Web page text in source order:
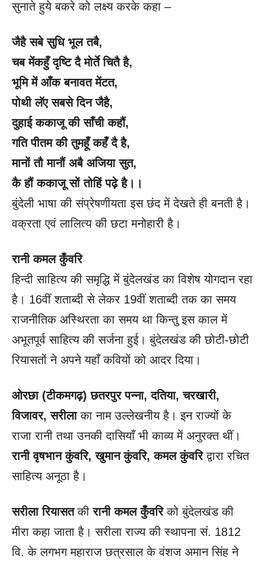
सुनाते हुये बकरे को लक्ष्य करके कहा –
जैहै सबे सुधि भूल तबै,
चब मेंकहुँ दृष्टि दै मोर्ते चितै है,
भूमि में आँक बनावत मेंटत,
पोथी लॅए सबसे दिन जैहै,
दुहाई ककाजू की साँची कहौं,
गति पीतम की तुमहूँ कहँ दै है,
मानों तौ मानौं अबै अजिया सुत,
कै हौं ककाजू सों तोहिं पढ़े है।।
बुंदेली भाषा की संप्रेषणीयता इस छंद में देखते ही बनती है।
वक्रता एवं लालित्य की छटा मनोहारी है।
रानी कमल कुँवरि
हिन्दी साहित्य की समृद्धि में बुंदेलखंड का विशेष योगदान रहा
है। 16वीं शताब्दी से लेकर 19वीं शताब्दी तक का समय
राजनीतिक अस्थिरता का समय था किन्तु इस काल में
अभूतपूर्व साहित्य की सर्जना हुई। बुंदेलखंड की छोटी-छोटी
रियासतों ने अपने यहाँ कवियों को आदर दिया।
ओरछा (टीकमगढ़) छतरपुर पन्ना, दतिया, चरखारी,
विजावर, सरीलाका नाम उल्लेखनीय है। इन राज्यों के
राजा रानी तथा उनकी दासियाँ भी काव्य में अनुरक्त थीं।
रानी वृषभान कुंवरि, खुमान कुंवरि, कमल कुंवरिद्वारा रचित
साहित्य अनूठा है।
सरीला रियासतकीरानी कमल कुँवरिको बुंदेलखंड की
मीरा कहा जाता है। सरीला राज्य की स्थापना सं. 1812
वि. के लगभग महाराज छत्रसाल के वंशज अमान सिंह ने